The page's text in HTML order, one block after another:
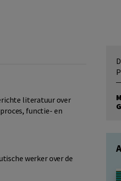
literatuur over
functie- en
werker over de